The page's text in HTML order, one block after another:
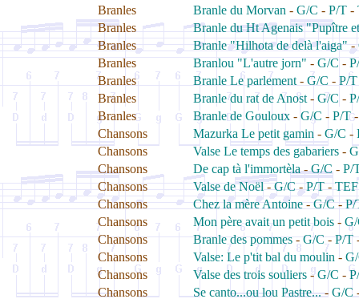
Branles
Branle du Morvan - G/C - P/T -
Branles
Branle du Ht Agenais "Pupître
Branles
Branle "Hilhota de delà l'aiga"-
Branles
Branlou "L'autre jorn" - G/C -
Branles
Branle Le parlement - G/C - P/T
Branles
Branle du rat de Anost - G/C -
Branles
Branle de Gouloux - G/C - P/T
Chansons
Mazurka Le petit gamin - G/C -
Chansons
Valse Le temps des gabariers -
Chansons
De cap tà l'immortèla-G/C- P/
Chansons
Valse de Noël-G/C-P/T-TEF
Chansons
Chez la mère Antoine-G/C-P/
Chansons
Mon père avait un petit bois -
Chansons
Branle des pommes-G/C-P/T
Chansons
Valse: Le p'tit bal du moulin -
Chansons
Valse des trois souliers -G/C -
Chansons
Se canto...ou lou Pastre...- G/C